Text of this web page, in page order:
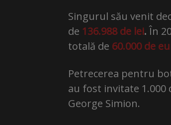
Singurul său venit
de 136.988 de lei. În
totală de 60.000 de
Petrecerea pentru
au fost invitate
George Simion.